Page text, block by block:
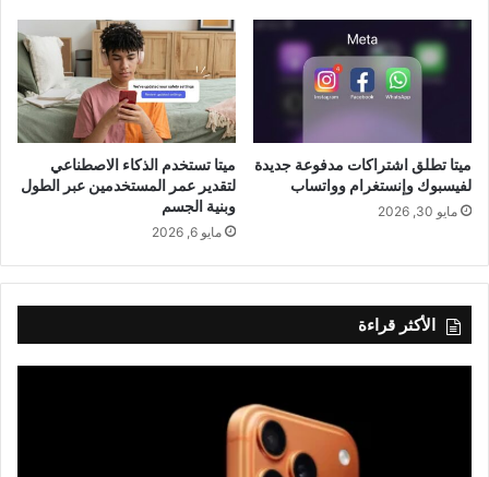
ميتا تطلق اشتراكات مدفوعة جديدة
لفيسبوك وإنستغرام وواتساب
مايو 30, 2026
ميتا تستخدم الذكاء الاصطناعي
لتقدير عمر المستخدمين عبر الطول
وبنية الجسم
مايو 6, 2026
الأكثر قراءة